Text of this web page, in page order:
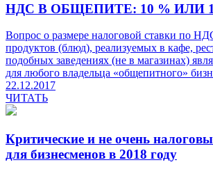
НДС В ОБЩЕПИТЕ: 10 % ИЛИ
Вопрос о размере налоговой ставки по
продуктов (блюд), реализуемых в кафе,
подобных заведениях (не в магазинах)
для любого владельца «общепитного»
22.12.2017
ЧИТАТЬ
Критические и не очень
для бизнесменов в 2018 году